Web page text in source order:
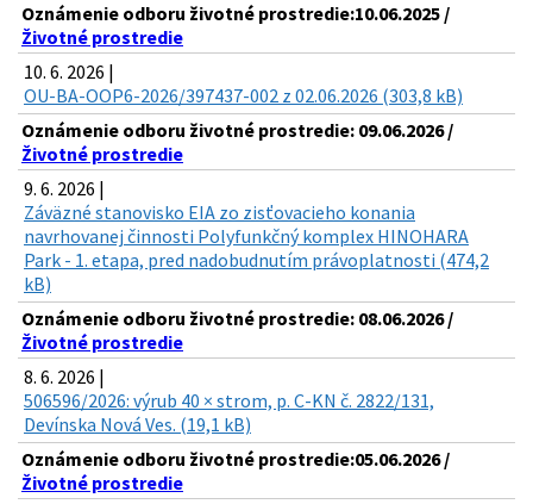
Oznámenie odboru životné prostredie:10.06.2025 /
Životné prostredie
10. 6. 2026 |
OU-BA-OOP6-2026/397437-002 z 02.06.2026 (303,8 kB)
Oznámenie odboru životné prostredie: 09.06.2026 /
Životné prostredie
9. 6. 2026 |
Záväzné stanovisko EIA zo zisťovacieho konania
navrhovanej činnosti Polyfunkčný komplex HINOHARA
Park - 1. etapa, pred nadobudnutím právoplatnosti (474,2
kB)
Oznámenie odboru životné prostredie: 08.06.2026 /
Životné prostredie
8. 6. 2026 |
506596/2026: výrub 40 × strom, p. C-KN č. 2822/131,
Devínska Nová Ves. (19,1 kB)
Oznámenie odboru životné prostredie:05.06.2026 /
Životné prostredie